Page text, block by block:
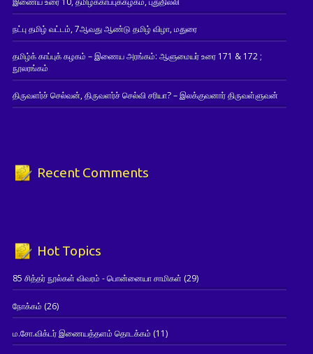
நட்பு தமிழ் வட்டம், 7ஆவது ஆண்டு தமிழ் விழா, மதுரை
தமிழ்க் காப்புக் கழகம் – இணைய அரங்கம்: ஆளுமையர் உரை 171 & 172 ;
நூலரங்கம்
திருவளர்ச் செல்வன், திருவளர்ச் செல்வி சரியா? – இலக்குவனார் திருவள்ளுவன்
Recent Comments
Hot Topics
85 சித்தர் நூல்கள் விவரம் - பொன்னையா சாமிகள் (29)
நோக்கம் (26)
ம.சோ.விக்டர் இணையத்தளம் தொடக்கம் (11)